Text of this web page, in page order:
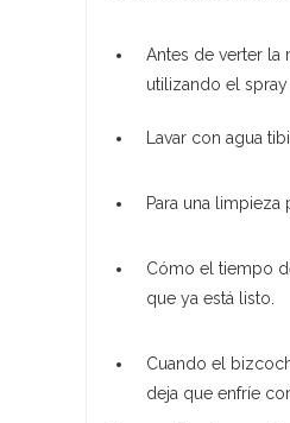
Antes de verter la
utilizando el
Lavar con agua
Para una limpieza
Cómo el tiempo
que ya está listo.
Cuando el
deja que enfríe